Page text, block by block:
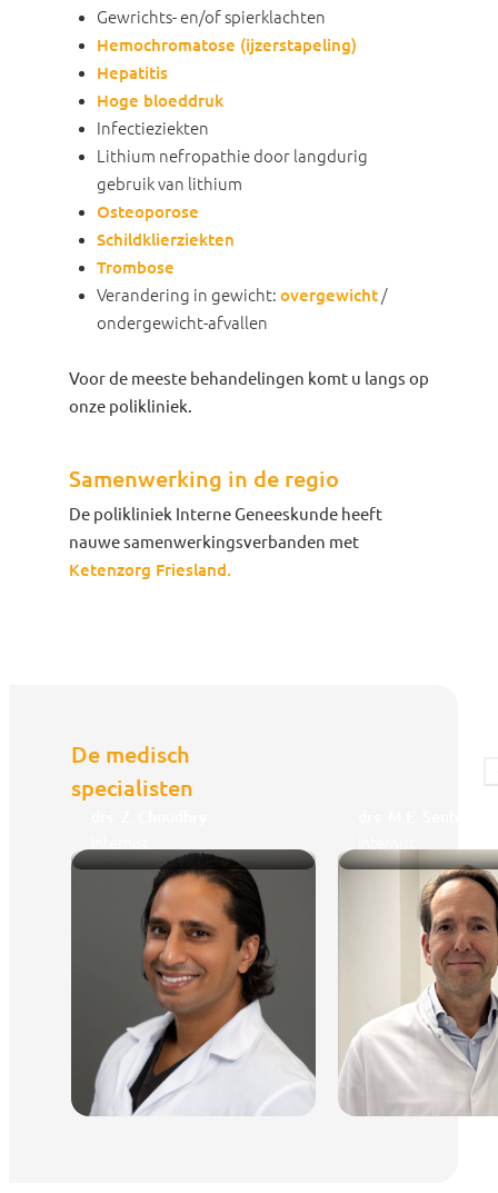
Gewrichts- en/of spierklachten
Hemochromatose (ijzerstapeling)
Hepatitis
Hoge bloeddruk
Infectieziekten
Lithium nefropathie door langdurig
gebruik van lithium
Osteoporose
Schildklierziekten
Trombose
Verandering in gewicht: overgewicht /
ondergewicht-afvallen
Voor de meeste behandelingen komt u langs op
onze polikliniek.
Samenwerking in de regio
De polikliniek Interne Geneeskunde heeft
nauwe samenwerkingsverbanden met
Ketenzorg Friesland.
De medisch
specialisten